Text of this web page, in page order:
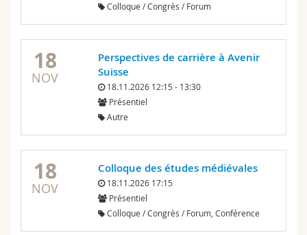
Colloque / Congrès / Forum
18
NOV
Perspectives de carrière à Avenir
Suisse
18.11.2026 12:15 - 13:30
Présentiel
Autre
18
NOV
Colloque des études médiévales
18.11.2026 17:15
Présentiel
Colloque / Congrès / Forum, Conférence